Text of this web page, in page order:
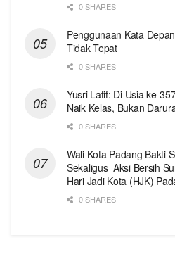
0 SHARES
Penggunaan Kata
Tidak Tepat
0 SHARES
Yusri Latif: Di Usia ke-
Naik Kelas, Bukan
0 SHARES
Wali Kota Padang Bakti
Sekaligus Aksi Bersih
Hari Jadi Kota (HJK)
0 SHARES